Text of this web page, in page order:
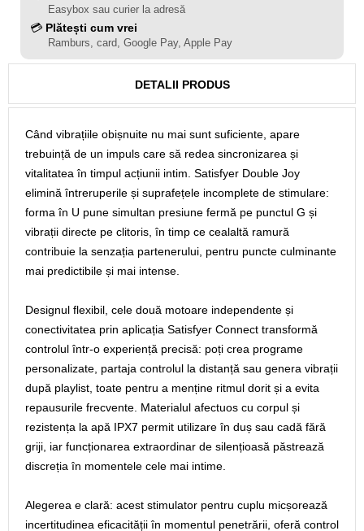
Easybox sau curier la adresă
💳 Plătești cum vrei
Ramburs, card, Google Pay, Apple Pay
DETALII PRODUS
Când vibrațiile obișnuite nu mai sunt suficiente, apare
trebuință de un impuls care să redea sincronizarea și
vitalitatea în timpul acțiunii intim. Satisfyer Double Joy
elimină întreruperile și suprafețele incomplete de stimulare:
forma în U pune simultan presiune fermă pe punctul G și
vibrații directe pe clitoris, în timp ce cealaltă ramură
contribuie la senzația partenerului, pentru puncte culminante
mai predictibile și mai intense.
Designul flexibil, cele două motoare independente și
conectivitatea prin aplicația Satisfyer Connect transformă
controlul într-o experiență precisă: poți crea programe
personalizate, partaja controlul la distanță sau genera vibrații
după playlist, toate pentru a menține ritmul dorit și a evita
repausurile frecvente. Materialul afectuos cu corpul și
rezistența la apă IPX7 permit utilizare în duș sau cadă fără
griji, iar funcționarea extraordinar de silențioasă păstrează
discreția în momentele cele mai intime.
Alegerea e clară: acest stimulator pentru cuplu micșorează
incertitudinea eficacității în momentul penetrării, oferă control